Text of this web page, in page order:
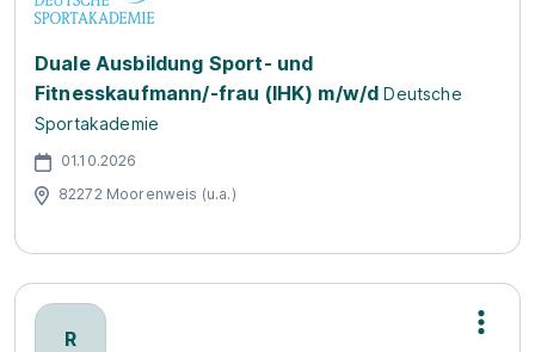
Duale Ausbildung Sport- und
Fitnesskaufmann/-frau (IHK) m/w/d Deutsche
Sportakademie
01.10.2026
82272 Moorenweis (u.a.)
R